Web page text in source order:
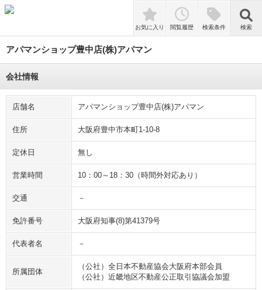
検索
お気に入り 閲覧履歴 検索条件 検索
アパマンショップ豊中店(株)アパマン
会社情報
店舗名 アパマンショップ豊中店(株)アパマン
住所 大阪府豊中市本町1-10-8
定休日 無し
営業時間 10：00～18：30（時間外対応あり）
交通 －
免許番号 大阪府知事(8)第41379号
代表者名 －
所属団体
（公社）全日本不動産協会大阪府本部会員
（公社）近畿地区不動産公正取引協議会加盟